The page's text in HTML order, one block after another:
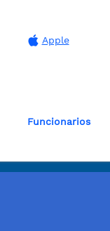
Apple
Funcionarios